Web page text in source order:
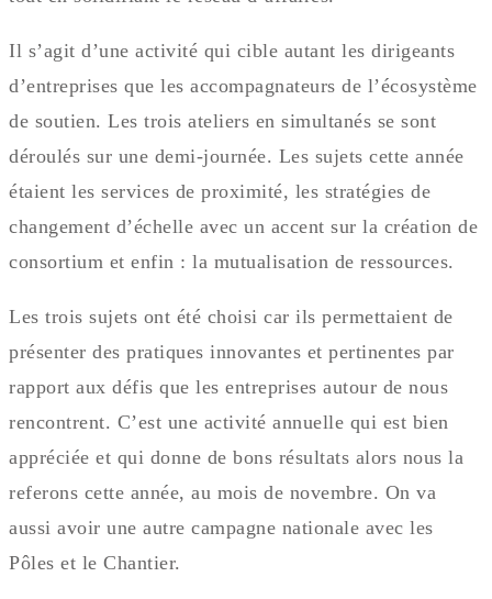
Il s’agit d’une activité qui cible autant les dirigeants
d’entreprises que les accompagnateurs de l’écosystème
de soutien. Les trois ateliers en simultanés se sont
déroulés sur une demi-journée. Les sujets cette année
étaient les services de proximité, les stratégies de
changement d’échelle avec un accent sur la création de
consortium et enfin : la mutualisation de ressources.
Les trois sujets ont été choisi car ils permettaient de
présenter des pratiques innovantes et pertinentes par
rapport aux défis que les entreprises autour de nous
rencontrent. C’est une activité annuelle qui est bien
appréciée et qui donne de bons résultats alors nous la
referons cette année, au mois de novembre. On va
aussi avoir une autre campagne nationale avec les
Pôles et le Chantier.